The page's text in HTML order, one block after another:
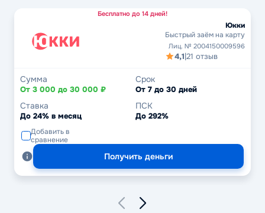
Бесплатно до 14 дней!
Юкки
Быстрый заём на карту
Лиц. № 2004150009596
4,1|21 отзыв
Сумма
От 3 000 до 30 000 ₽
Срок
От 7 до 30 дней
Ставка
До 24% в месяц
ПСК
До 292%
Добавить в
сравнение
Получить деньги